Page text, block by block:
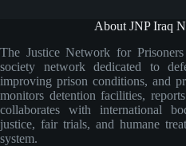
About JNP Iraq
The Justice Network for
society network dedicated to
improving prison conditions, and
monitors detention facilities,
collaborates with international
justice, fair trials, and humane
system.